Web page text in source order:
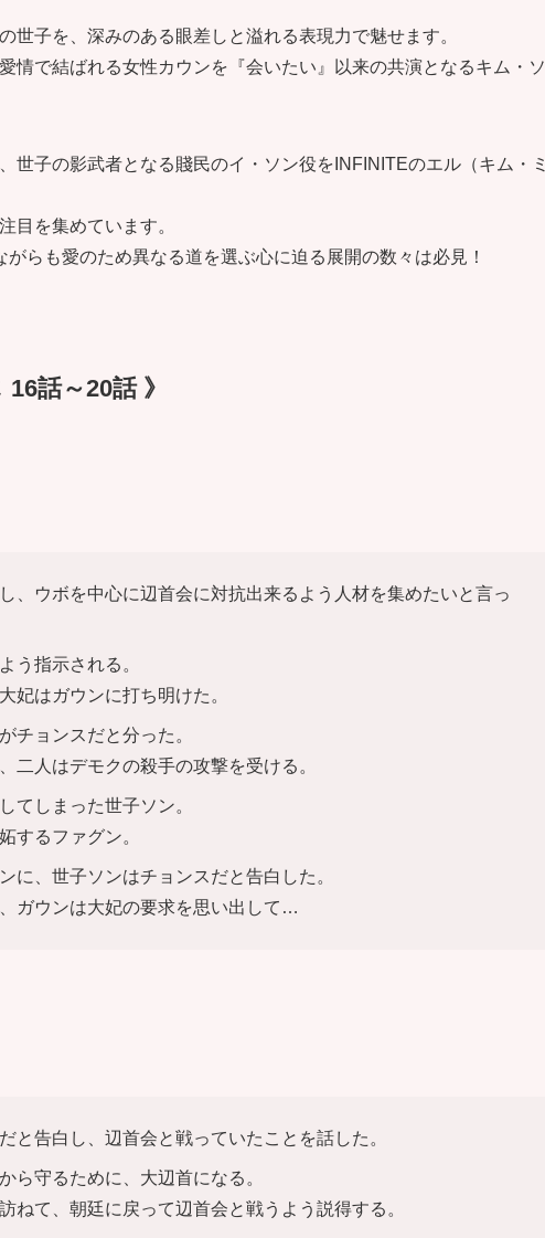
世子を、深みのある眼差しと溢れる表現力で魅せます。
情で結ばれる女性カウンを『会いたい』以来の共演となるキム・ソ
世子の影武者となる賤民のイ・ソン役をINFINITEのエル（キム・ミ
目を集めています。
らも愛のため異なる道を選ぶ心に迫る展開の数々は必見！
話～20話 》
、ウボを中心に辺首会に対抗出来るよう人材を集めたいと言っ
う指示される。
妃はガウンに打ち明けた。
チョンスだと分った。
二人はデモクの殺手の攻撃を受ける。
てしまった世子ソン。
するファグン。
に、世子ソンはチョンスだと告白した。
ガウンは大妃の要求を思い出して…
と告白し、辺首会と戦っていたことを話した。
ら守るために、大辺首になる。
ねて、朝廷に戻って辺首会と戦うよう説得する。